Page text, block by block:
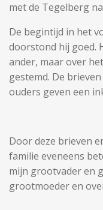
met de Tegelberg
De begintijd in het
doorstond hij goed.
ander, maar over
gestemd. De
ouders geven een
Door deze brieven
familie eveneens
mijn grootvader en
grootmoeder en